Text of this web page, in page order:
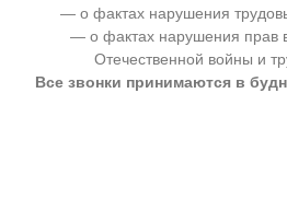
— о фактах нарушения
— о фактах нарушения прав
Отечественной войны и
Все звонки принимаются в